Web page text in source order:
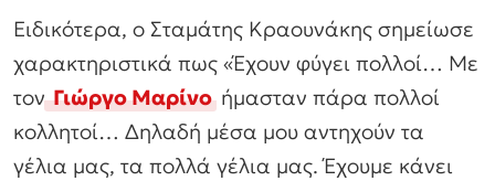
Ειδικότερα, ο Σταμάτης Κραουνάκης σημείωσε
χαρακτηριστικά πως «Έχουν φύγει πολλοί… Με
τονΓιώργο Μαρίνοήμασταν πάρα πολλοί
κολλητοί… Δηλαδή μέσα μου αντηχούν τα
γέλια μας, τα πολλά γέλια μας. Έχουμε κάνει